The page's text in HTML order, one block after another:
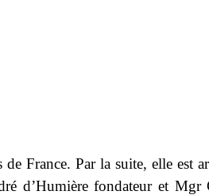
France. Par la suite, elle est
d’Humière fondateur et